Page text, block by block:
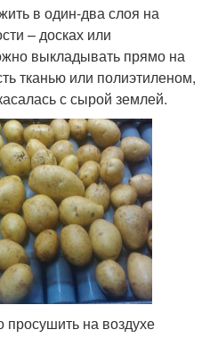
в один-два слоя на
– досках или
выкладывать прямо на
тканью или полиэтиленом,
с сырой землей.
на воздухе